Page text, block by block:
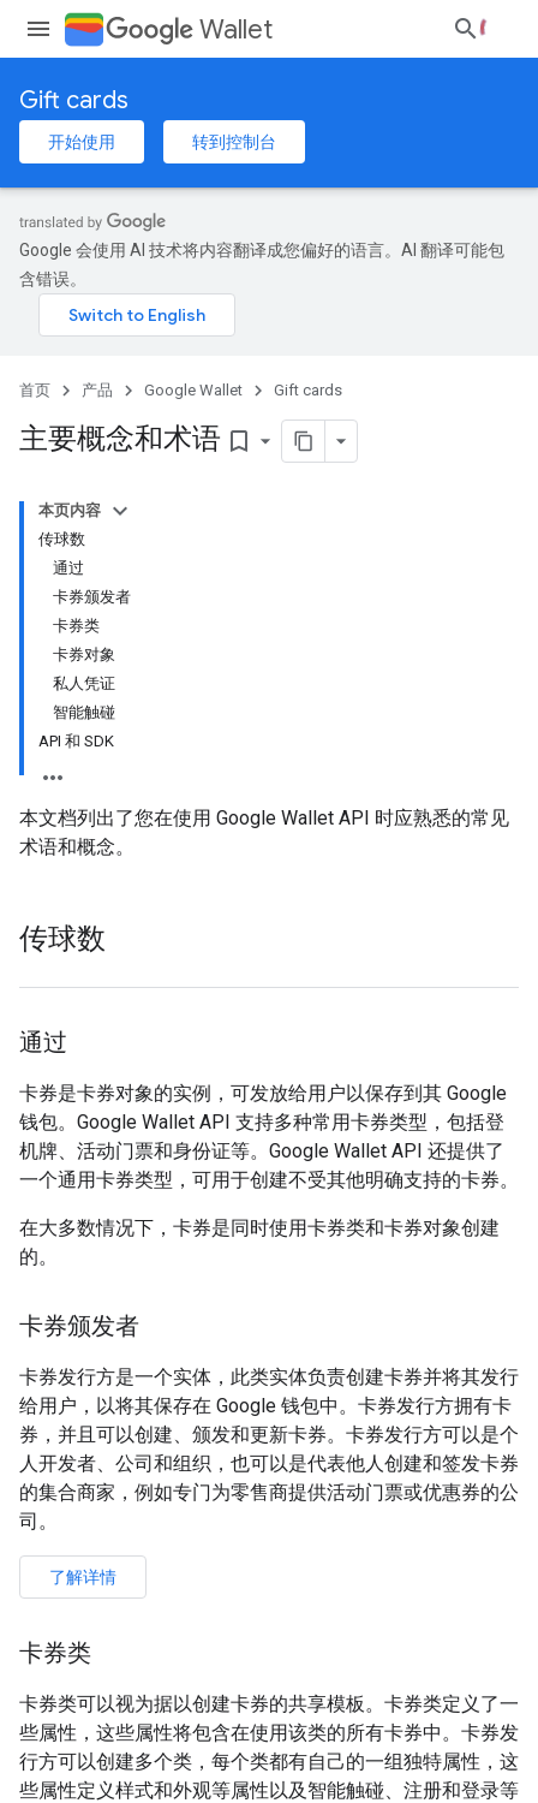
Wallet
Gift cards
开始使用 转到控制台
Google 会使用 AI 技术将内容翻译成您偏好的语言。AI 翻译可能包
含错误。
首页 产品 Google Wallet Gift cards
主要概念和术语 bookmark_border
本页内容
传球数
通过
卡券颁发者
卡券类
卡券对象
私人凭证
智能触碰
API 和 SDK
本文档列出了您在使用 Google Wallet API 时应熟悉的常见
术语和概念。
传球数
通过
卡券是卡券对象的实例，可发放给用户以保存到其 Google
钱包。Google Wallet API 支持多种常用卡券类型，包括登
机牌、活动门票和身份证等。Google Wallet API 还提供了
一个通用卡券类型，可用于创建不受其他明确支持的卡券。
在大多数情况下，卡券是同时使用卡券类和卡券对象创建
的。
卡券颁发者
卡券发行方是一个实体，此类实体负责创建卡券并将其发行
给用户，以将其保存在 Google 钱包中。卡券发行方拥有卡
券，并且可以创建、颁发和更新卡券。卡券发行方可以是个
人开发者、公司和组织，也可以是代表他人创建和签发卡券
的集合商家，例如专门为零售商提供活动门票或优惠券的公
司。
了解详情
卡券类
卡券类可以视为据以创建卡券的共享模板。卡券类定义了一
些属性，这些属性将包含在使用该类的所有卡券中。卡券发
行方可以创建多个类，每个类都有自己的一组独特属性，这
些属性定义样式和外观等属性以及智能触碰、注册和登录等